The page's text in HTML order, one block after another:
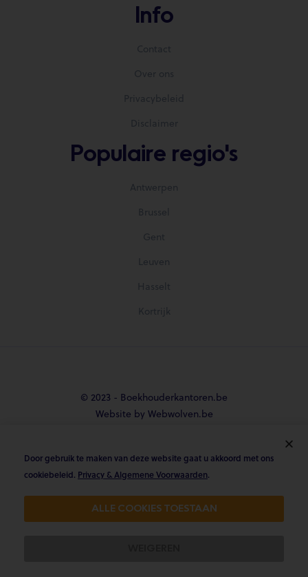
Info
Contact
Over ons
Privacybeleid
Disclaimer
Populaire regio's
Antwerpen
Brussel
Gent
Leuven
Hasselt
Kortrijk
© 2023 - Boekhouderkantoren.be
Website by Webwolven.be
  
Gemiddelde klantbeoordeling
4.8/5 op Trustpilot & 4.9/5 op google
Door gebruik te maken van deze website gaat u akkoord met ons
cookiebeleid. Privacy & Algemene Voorwaarden.
ALLE COOKIES TOESTAAN